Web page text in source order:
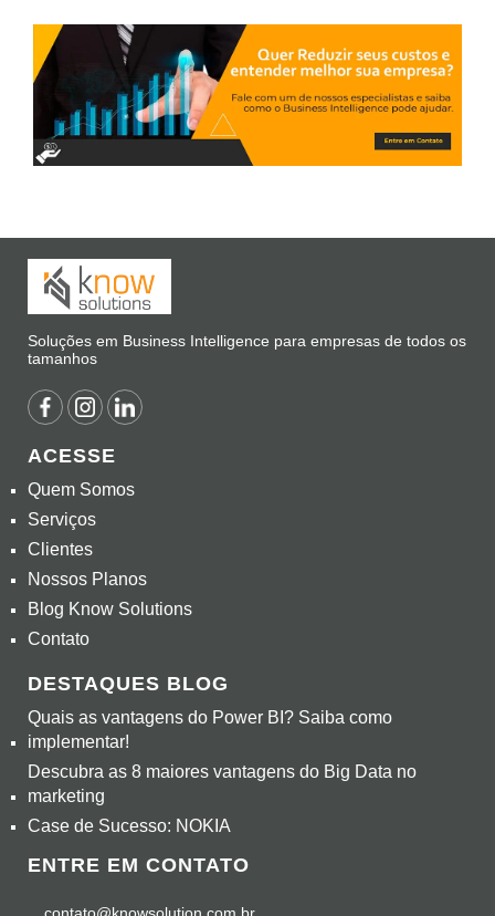
Soluções em Business Intelligence para empresas de todos os
tamanhos
ACESSE
Quem Somos
Serviços
Clientes
Nossos Planos
Blog Know Solutions
Contato
DESTAQUES BLOG
Quais as vantagens do Power BI? Saiba como
implementar!
Descubra as 8 maiores vantagens do Big Data no
marketing
Case de Sucesso: NOKIA
ENTRE EM CONTATO
contato@knowsolution.com.br